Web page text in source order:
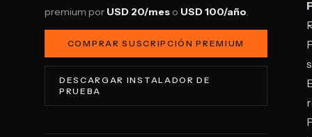
premium por USD 20/mes o USD 100/año.
COMPRAR SUSCRIPCIÓN PREMIUM
DESCARGAR INSTALADOR DE
PRUEBA